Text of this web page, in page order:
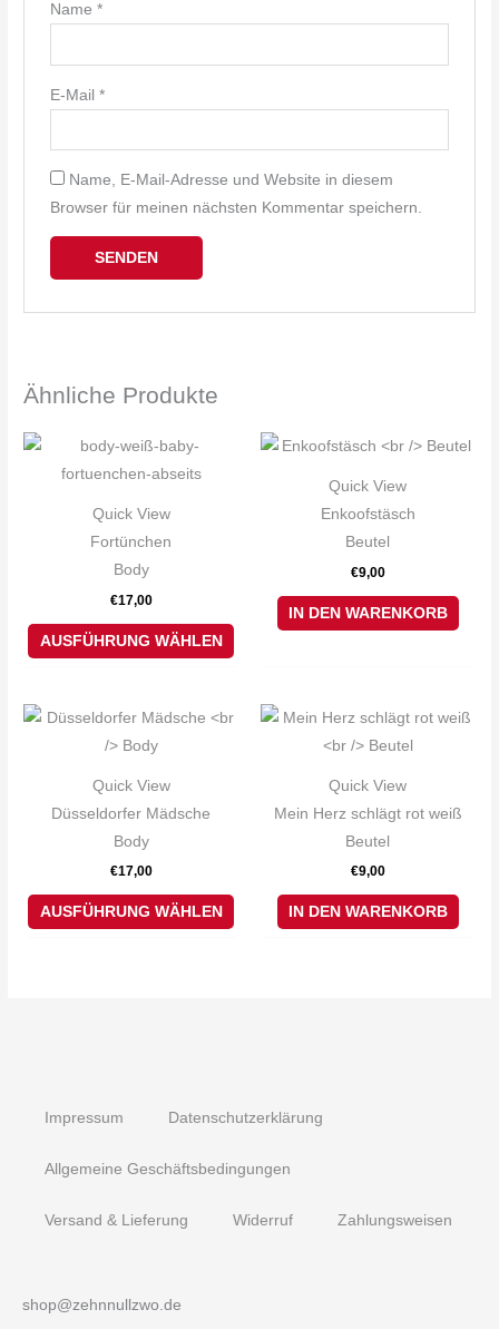
Name *
E-Mail *
Name, E-Mail-Adresse und Website in diesem
Browser für meinen nächsten Kommentar speichern.
Ähnliche Produkte
Quick View
Fortünchen
Body
€17,00
AUSFÜHRUNG WÄHLEN
Dieses
werden
Quick View
Enkoofstäsch
Beutel
€9,00
IN DEN WARENKORB
Quick View
Düsseldorfer Mädsche
Body
€17,00
AUSFÜHRUNG WÄHLEN
Dieses
Optionen
Quick View
Mein Herz schlägt rot weiß
Beutel
€9,00
IN DEN WARENKORB
Impressum Datenschutzerklärung
Allgemeine Geschäftsbedingungen
Versand & Lieferung Widerruf Zahlungsweisen
shop@zehnnullzwo.de